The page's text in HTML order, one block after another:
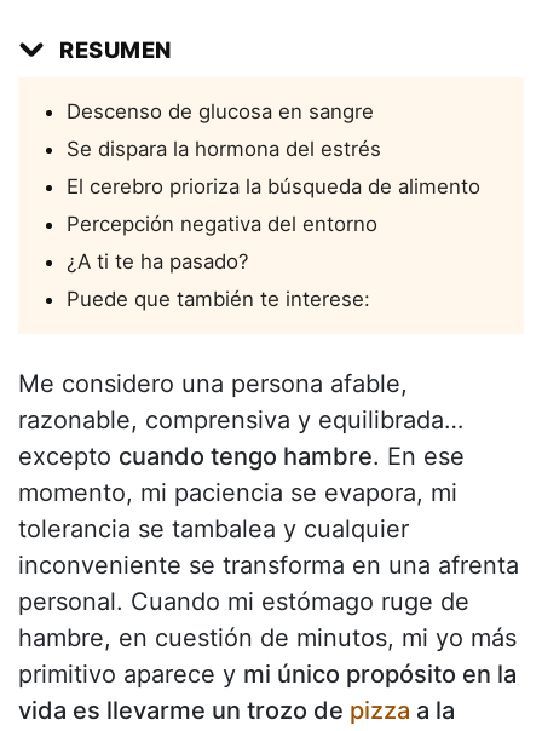
RESUMEN
Descenso de glucosa en sangre
Se dispara la hormona del estrés
El cerebro prioriza la búsqueda de alimento
Percepción negativa del entorno
¿A ti te ha pasado?
Puede que también te interese:
Me considero una persona afable,
razonable, comprensiva y equilibrada…
excepto cuando tengo hambre. En ese
momento, mi paciencia se evapora, mi
tolerancia se tambalea y cualquier
inconveniente se transforma en una afrenta
personal. Cuando mi estómago ruge de
hambre, en cuestión de minutos, mi yo más
primitivo aparece y mi único propósito en la
vida es llevarme un trozo de pizza a la